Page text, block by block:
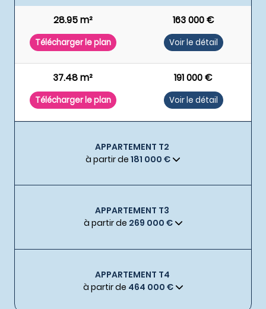
28.95 m² 163 000 €
Télécharger le plan Voir le détail
37.48 m² 191 000 €
Télécharger le plan Voir le détail
APPARTEMENT T2
à partir de 181 000 €
APPARTEMENT T3
à partir de 269 000 €
APPARTEMENT T4
à partir de 464 000 €